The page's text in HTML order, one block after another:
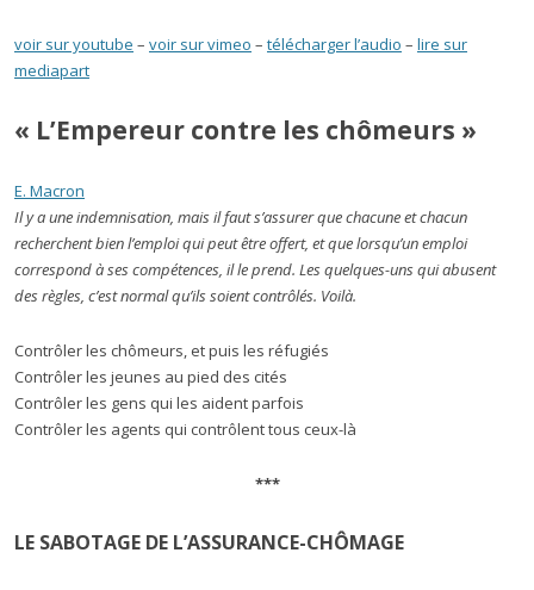
voir sur youtube – voir sur vimeo – télécharger l’audio – lire sur
mediapart
« L’Empereur contre les chômeurs »
E. Macron
Il y a une indemnisation, mais il faut s’assurer que chacune et chacun
recherchent bien l’emploi qui peut être offert, et que lorsqu’un emploi
correspond à ses compétences, il le prend. Les quelques-uns qui abusent
des règles, c’est normal qu’ils soient contrôlés. Voilà.
Contrôler les chômeurs, et puis les réfugiés
Contrôler les jeunes au pied des cités
Contrôler les gens qui les aident parfois
Contrôler les agents qui contrôlent tous ceux-là
***
LE SABOTAGE DE L’ASSURANCE-CHÔMAGE